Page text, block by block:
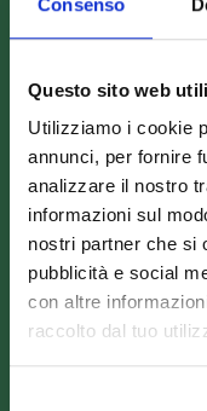
Questo sito web
Utilizziamo i cookie
annunci, per fornire
analizzare il nostro
informazioni sul
nostri partner che si
pubblicità e social
con altre
raccolto dal tuo
Scarica il catalogo
Scarica Valori
Contattaci
Calcolatore peso
Contatti